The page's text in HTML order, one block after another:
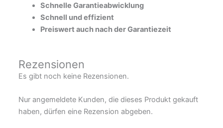
Schnelle Garantieabwicklung
Schnell und effizient
Preiswert auch nach der Garantiezeit
Rezensionen
Es gibt noch keine Rezensionen.
Nur angemeldete Kunden, die dieses Produkt gekauft
haben, dürfen eine Rezension abgeben.